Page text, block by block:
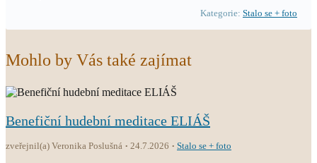
Kategorie: Stalo se + foto
Mohlo by Vás také zajímat
Benefiční hudební meditace ELIÁŠ
zveřejnil(a) Veronika Poslušná 24.7.2026 Stalo se + foto